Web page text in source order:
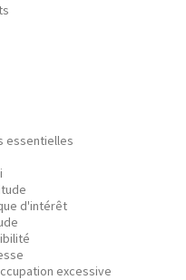
essentielles
d'intérêt
excessive